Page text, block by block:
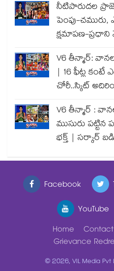
నీటిపారుదల
పెంపు-చమురు,
క్షమాపణ-
V6 తీన్మార్:
| 16 ఫీట్ల కంటే
చోరీ..స్కిట్
V6 తీన్మార్ :
ముసురు
భక్త్ | సర్కార్
Facebook
YouTube
Home
Grievance
© 2026, VIL Media Pvt